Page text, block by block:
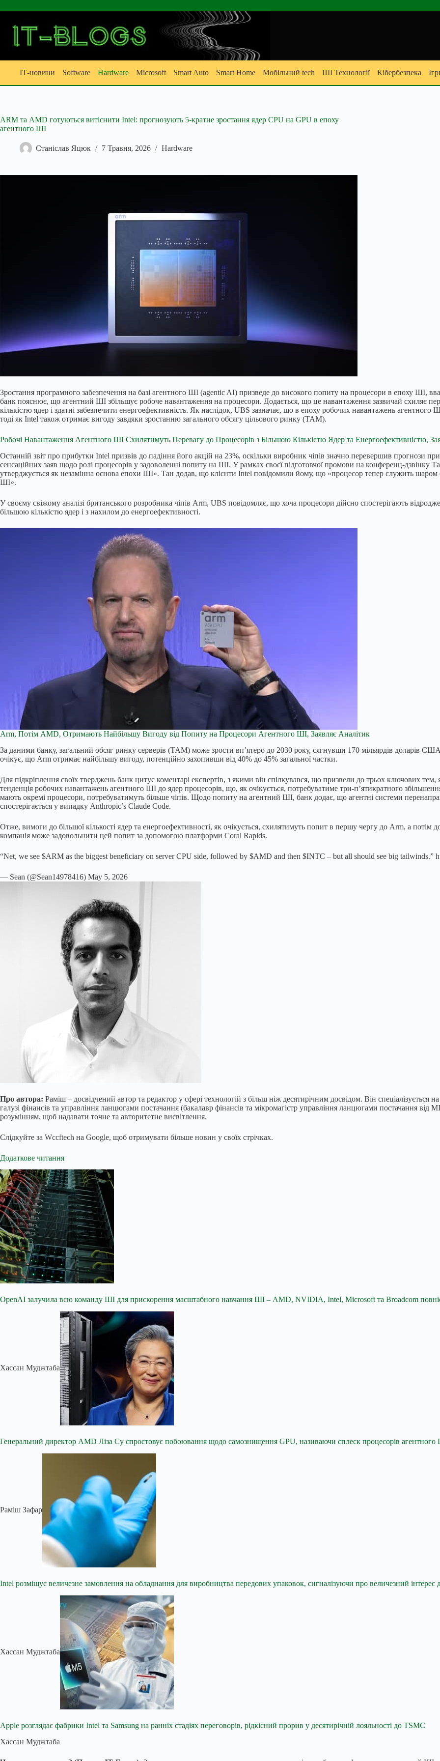
до
ІТ-новини Software Hardware Microsoft Smart Auto Smart Home Мобільний tech ШІ Технології Кібербезпека
ARM та AMD готуються витіснити Intel: прогнозують 5-кратне зростання ядер CPU на GPU в епоху
агентного ШІ
Станіслав Яцюк 7 Травня, 2026 Hardware
Зростання програмного забезпечення на базі агентного ШІ (agentic AI) призведе до високого попиту на процесори в епоху ШІ,
банк пояснює, що агентний ШІ збільшує робоче навантаження на процесори. Додається, що це навантаження зазвичай схиляє
кількістю ядер і здатні забезпечити енергоефективність. Як наслідок, UBS зазначає, що в епоху робочих навантажень
тоді як Intel також отримає вигоду завдяки зростанню загального обсягу цільового ринку (TAM).
Робочі Навантаження Агентного ШІ Схилятимуть Перевагу до Процесорів з Більшою Кількістю Ядер та Енергоефективністю,
Останній звіт про прибутки Intel призвів до падіння його акцій на 23%, оскільки виробник чіпів значно перевершив прогнози
сенсаційних заяв щодо ролі процесорів у задоволенні попиту на ШІ. У рамках своєї підготовчої промови на конференц-дзвінку
утверджується як незамінна основа епохи ШІ». Тан додав, що клієнти Intel повідомили йому, що «процесор тепер служить
ШІ».
У своєму свіжому аналізі британського розробника чіпів Arm, UBS повідомляє, що хоча процесори дійсно спостерігають
більшою кількістю ядер і з нахилом до енергоефективності.
Arm, Потім AMD, Отримають Найбільшу Вигоду від Попиту на Процесори Агентного ШІ, Заявляє Аналітик
За даними банку, загальний обсяг ринку серверів (TAM) може зрости вп’ятеро до 2030 року, сягнувши 170 мільярдів доларів
очікує, що Arm отримає найбільшу вигоду, потенційно захопивши від 40% до 45% загальної частки.
Для підкріплення своїх тверджень банк цитує коментарі експертів, з якими він спілкувався, що призвели до трьох ключових
тенденція робочих навантажень агентного ШІ до ядер процесорів, що, як очікується, потребуватиме три-п’ятикратного
мають окремі процесори, потребуватимуть більше чіпів. Щодо попиту на агентний ШІ, банк додає, що агентні системи
спостерігається у випадку Anthropic’s Claude Code.
Отже, вимоги до більшої кількості ядер та енергоефективності, як очікується, схилятимуть попит в першу чергу до Arm, а
компанія може задовольнити цей попит за допомогою платформи Coral Rapids.
“Net, we see $ARM as the biggest beneficiary on server CPU side, followed by $AMD and then $INTC – but all should see big
— Sean (@Sean14978416) May 5, 2026
Про автора: Раміш – досвідчений автор та редактор у сфері технологій з більш ніж десятирічним досвідом. Він спеціалізується
галузі фінансів та управління ланцюгами постачання (бакалавр фінансів та мікромагістр управління ланцюгами постачання від
розумінням, щоб надавати точне та авторитетне висвітлення.
Слідкуйте за Wccftech на Google, щоб отримувати більше новин у своїх стрічках.
Додаткове читання
OpenAI залучила всю команду ШІ для прискорення масштабного навчання ШІ – AMD, NVIDIA, Intel, Microsoft та Broadcom
Хассан Муджтаба
Генеральний директор AMD Ліза Су спростовує побоювання щодо самознищення GPU, називаючи сплеск процесорів агентного
Раміш Зафар
Intel розміщує величезне замовлення на обладнання для виробництва передових упаковок, сигналізуючи про величезний інтерес
Хассан Муджтаба
Apple розглядає фабрики Intel та Samsung на ранніх стадіях переговорів, рідкісний прорив у десятирічній лояльності до TSMC
Хассан Муджтаба